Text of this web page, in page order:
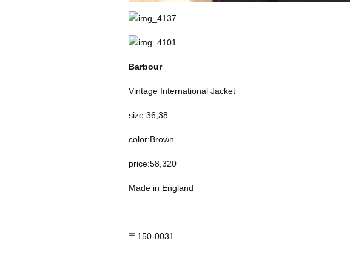
Barbour
Vintage International Jacket
size:36,38
color:Brown
price:58,320
Made in England
〒150-0031